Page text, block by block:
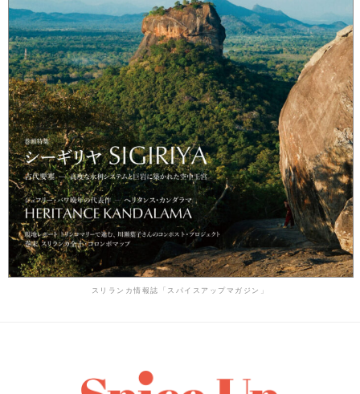
スリランカ情報誌「スパイスアップマガジン」